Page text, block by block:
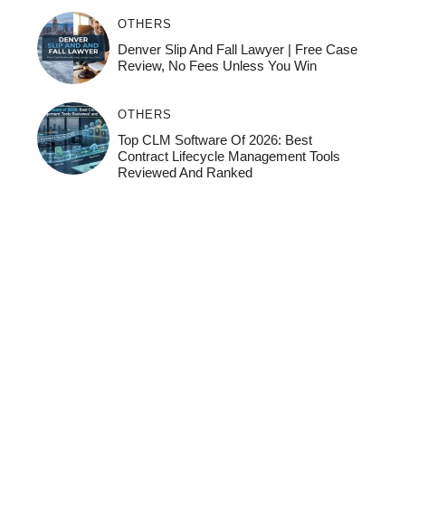
OTHERS
Denver Slip And Fall Lawyer | Free Case
Review, No Fees Unless You Win
OTHERS
Top CLM Software Of 2026: Best
Contract Lifecycle Management Tools
Reviewed And Ranked